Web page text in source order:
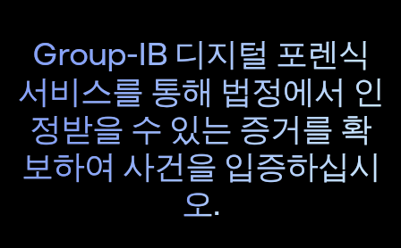
Group-IB 디지털 포렌식
서비스를 통해 법정에서 인
정받을 수 있는 증거를 확
보하여 사건을 입증하십시
오.